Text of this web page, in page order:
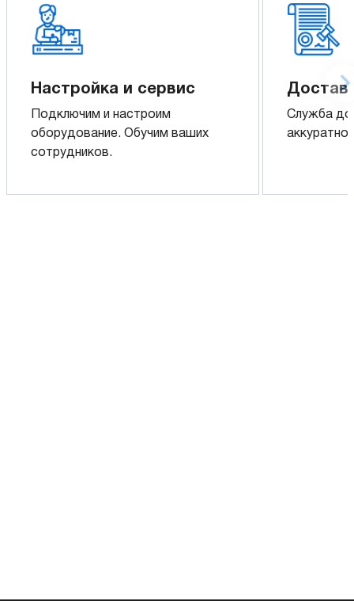
Настройка и сервис
Подключим и настроим
оборудование. Обучим ваших
сотрудников.
Служба
аккуратно